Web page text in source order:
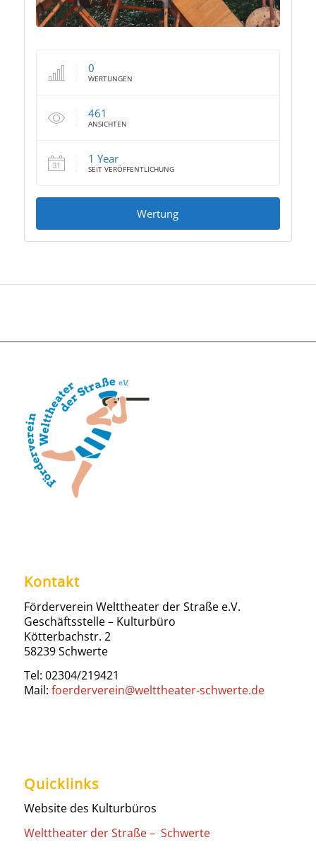
0
WERTUNGEN
461
ANSICHTEN
1 Year
SEIT VERÖFFENTLICHUNG
Wertung
Kontakt
Förderverein Welttheater der Straße e.V.
Geschäftsstelle – Kulturbüro
Kötterbachstr. 2
58239 Schwerte
Tel: 02304/219421
Mail: foerderverein@welttheater-schwerte.de
Quicklinks
Website des Kulturbüros
Welttheater der Straße – Schwerte